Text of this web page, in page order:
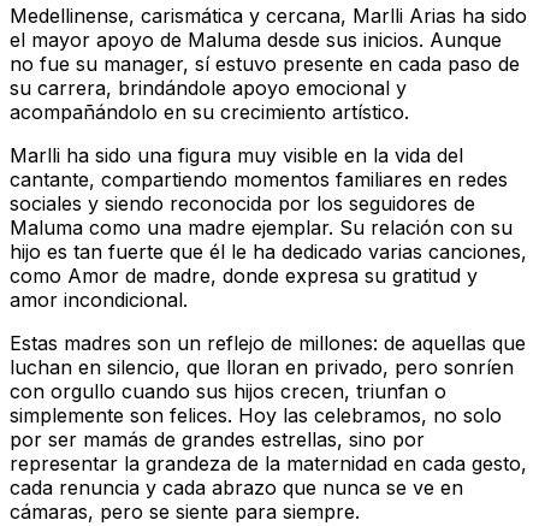
Medellinense, carismática y cercana, Marlli Arias ha sido
el mayor apoyo de Maluma desde sus inicios. Aunque
no fue su manager, sí estuvo presente en cada paso de
su carrera, brindándole apoyo emocional y
acompañándolo en su crecimiento artístico.
Marlli ha sido una figura muy visible en la vida del
cantante, compartiendo momentos familiares en redes
sociales y siendo reconocida por los seguidores de
Maluma como una madre ejemplar. Su relación con su
hijo es tan fuerte que él le ha dedicado varias canciones,
como Amor de madre, donde expresa su gratitud y
amor incondicional.
Estas madres son un reflejo de millones: de aquellas que
luchan en silencio, que lloran en privado, pero sonríen
con orgullo cuando sus hijos crecen, triunfan o
simplemente son felices. Hoy las celebramos, no solo
por ser mamás de grandes estrellas, sino por
representar la grandeza de la maternidad en cada gesto,
cada renuncia y cada abrazo que nunca se ve en
cámaras, pero se siente para siempre.